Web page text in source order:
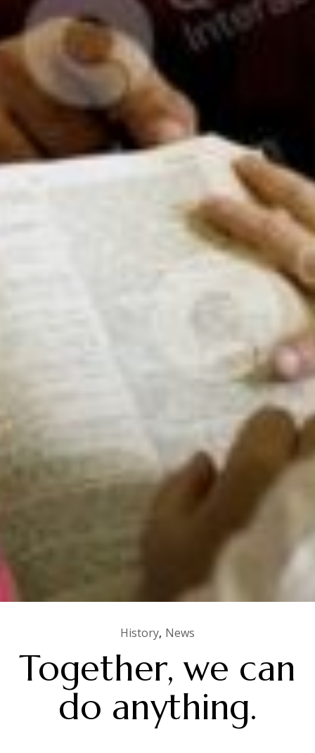
History News
Together, we can
do anything.